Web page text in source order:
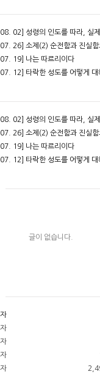
02] 성령의 인도를 따라, 실제로
26] 소제(2) 순전함과 진실함으로 드려
19] 나는 따르리이다
12] 타락한 성도를 어떻게 대해
02] 성령의 인도를 따라, 실제로
26] 소제(2) 순전함과 진실함으로 드려
19] 나는 따르리이다
12] 타락한 성도를 어떻게 대해
글이 없습니다.